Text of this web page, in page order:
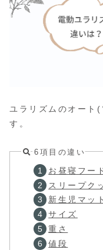
ユラリズムのオート
す。
6項目の違い
お昼寝フー
スリープク
新生児マット
サイズ
重さ
値段